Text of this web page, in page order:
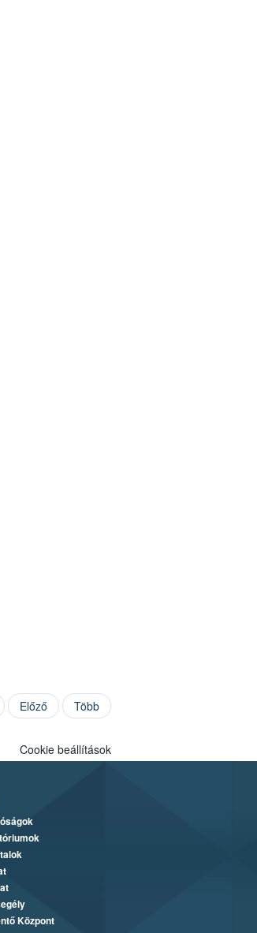
Előző Több
Cookie beállítások
Központ